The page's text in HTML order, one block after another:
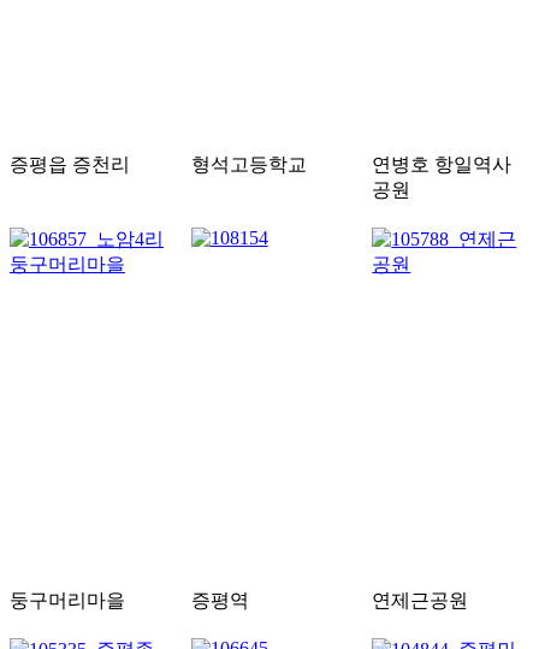
증평읍 증천리 형석고등학교
연병호 항일역사
공원
둥구머리마을 증평역 연제근공원